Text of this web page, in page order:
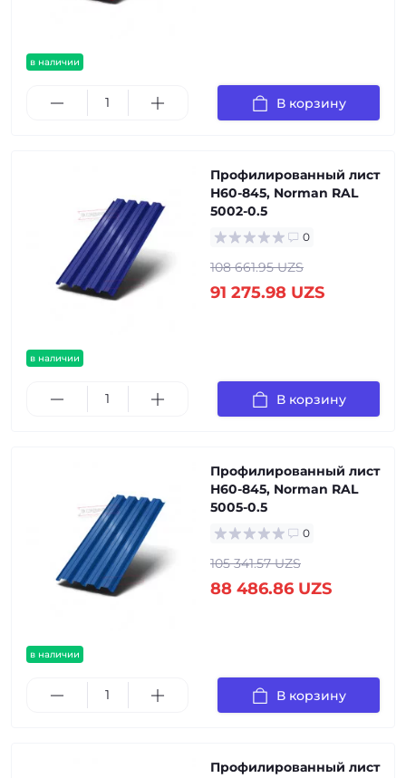
в наличии
В корзину
в наличии
Профилированный лист
Н60-845, Norman RAL
5002-0.5
0
108 661.95 UZS
91 275.98 UZS
В корзину
в наличии
Профилированный лист
Н60-845, Norman RAL
5005-0.5
0
105 341.57 UZS
88 486.86 UZS
В корзину
Профилированный лист